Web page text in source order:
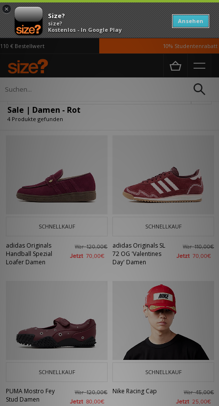
×
Size?
size?
Kostenlos - In Google Play
Ansehen
€ Bestellwert 10% Studentenrabatt
Home Damen
Sale | Damen - Rot
4 Produkte gefunden
SCHNELLKAUF
adidas Originals
Handball Spezial
Loafer Damen
War120,00€
Jetzt 70,00€
SCHNELLKAUF
adidas Originals SL
72 OG 'Valentines
Day' Damen
War110,00€
Jetzt 70,00€
SCHNELLKAUF
PUMA Mostro Fey
Stud Damen
War120,00€
Jetzt 80,00€
SCHNELLKAUF
Nike Racing Cap War45,00€
Jetzt 25,00€